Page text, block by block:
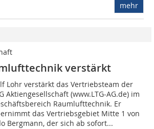
mehr
verstärkt
Lohr verstärkt das Vertriebsteam der
Aktiengesellschaft (www.LTG-AG.de) im
Raumlufttechnik. Er
das Vertriebsgebiet Mitte 1 von
Bergmann, der sich ab sofort...